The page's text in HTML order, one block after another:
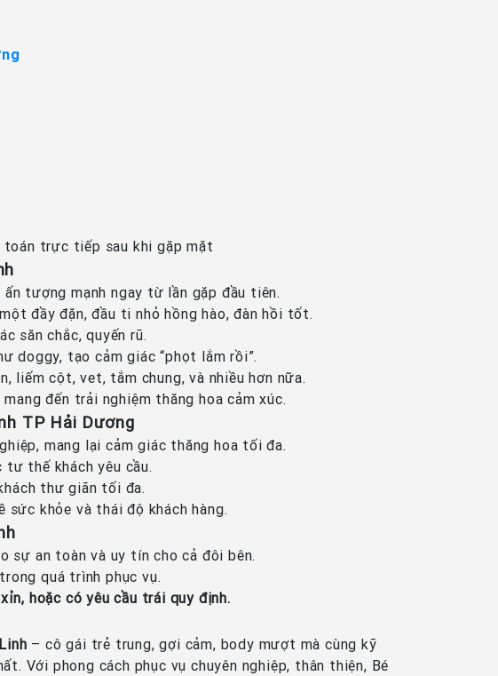
toán trực tiếp sau khi gặp mặt
tượng mạnh ngay từ lần gặp đầu tiên.
đầy đặn, đầu ti nhỏ hồng hào, đàn hồi tốt.
săn chắc, quyến rũ.
doggy, tạo cảm giác “phọt lắm rồi”.
liếm cột, vet, tắm chung, và nhiều hơn nữa.
đến trải nghiệm thăng hoa cảm xúc.
TP Hải Dương
mang lại cảm giác thăng hoa tối đa.
tư thế khách yêu cầu.
thư giãn tối đa.
khỏe và thái độ khách hàng.
sự an toàn và uy tín cho cả đôi bên.
quá trình phục vụ.
hoặc có yêu cầu trái quy định.
– cô gái trẻ trung, gợi cảm, body mượt mà cùng kỹ
Với phong cách phục vụ chuyên nghiệp, thân thiện, Bé